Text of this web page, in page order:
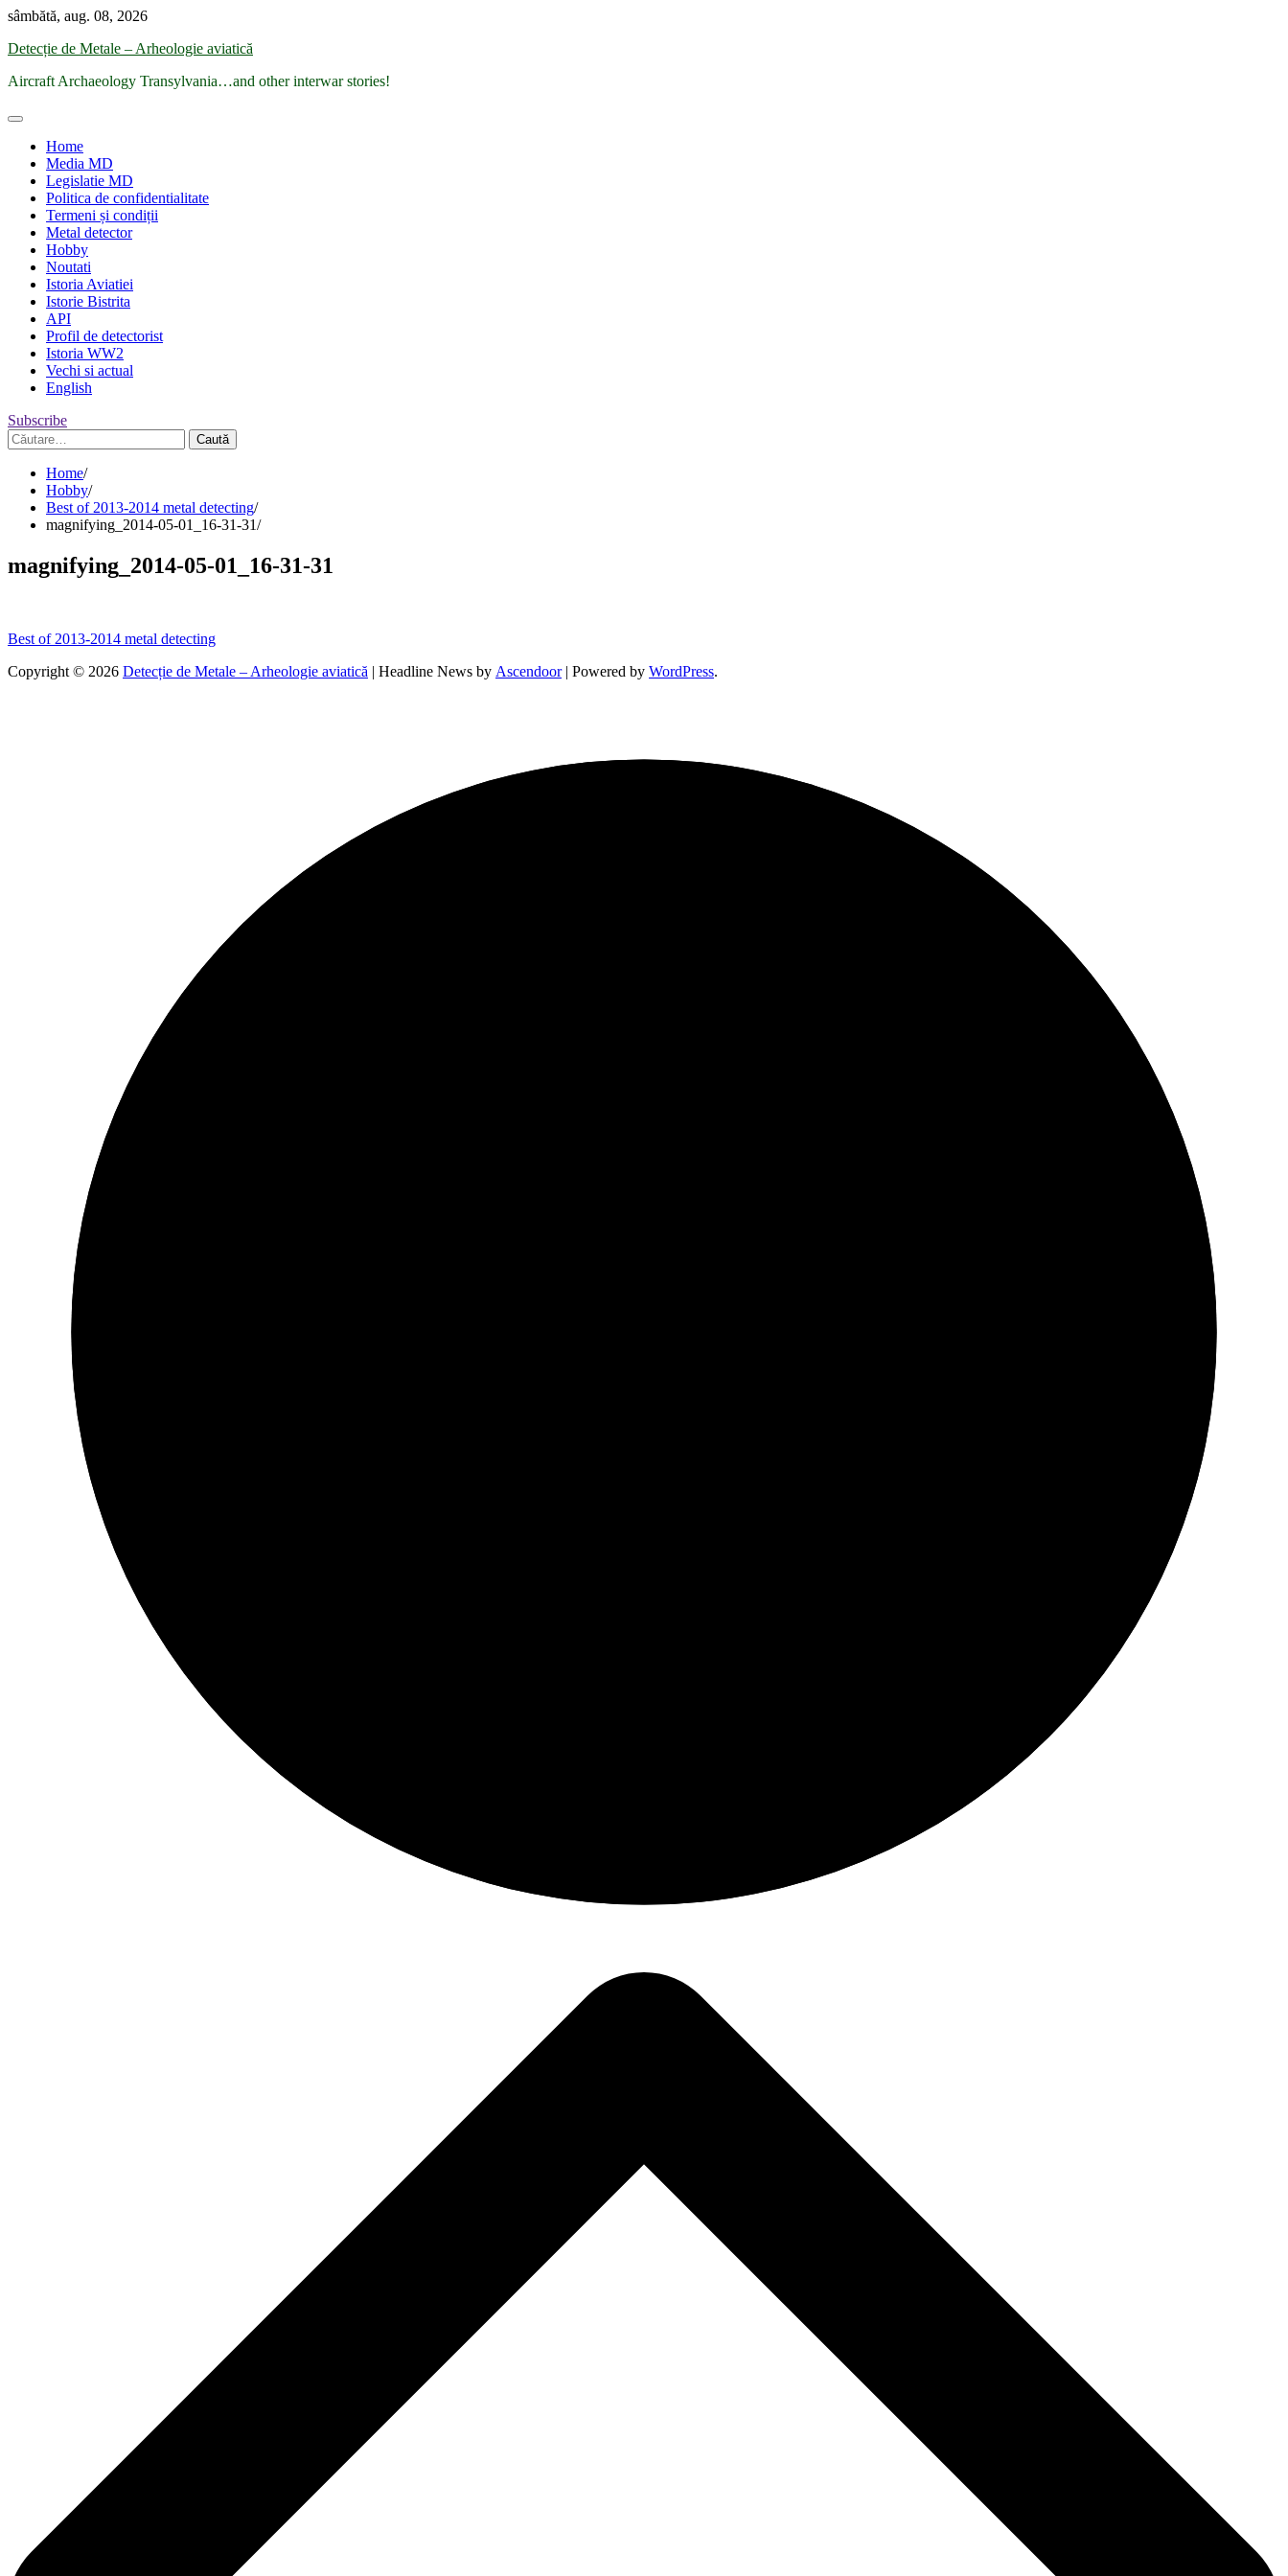
Skip
content
sâmbătă, aug. 08, 2026
Detecție de Metale – Arheologie aviatică
Aircraft Archaeology Transylvania…and other interwar stories!
Home
Media MD
Legislatie MD
Politica de confidentialitate
Termeni și condiții
Metal detector
Hobby
Noutati
Istoria Aviatiei
Istorie Bistrita
API
Profil de detectorist
Istoria WW2
Vechi si actual
English
Subscribe
Caută
după:
Home
Hobby
Best of 2013-2014 metal detecting
magnifying_2014-05-01_16-31-31
magnifying_2014-05-01_16-31-31
Navigare
în
Best of 2013-2014 metal detecting
Copyright © 2026 Detecție de Metale – Arheologie aviatică | Headline News by Ascendoor| Powered by WordPress.